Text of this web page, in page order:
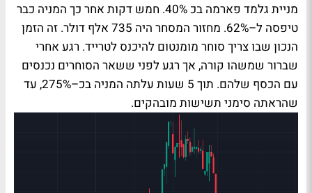
מניית גלמד פארמה בכ 40%. חמש דקות אחר כך המניה כבר
טיפסה ל–62%. מחזור המסחר היה 735 אלף דולר. זה הזמן
הנכון שבו צריך סוחר מומנטום להיכנס לטרייד. רגע אחרי
שברור שמשהו קורה, אך רגע לפני ששאר הסוחרים נכנסים
עם הכסף שלהם. תוך 5 שעות עלתה המניה בכ–275%, עד
שהראתה סימני תשישות מובהקים.